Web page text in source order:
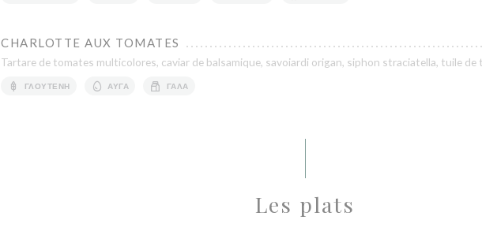
CHARLOTTE AUX TOMATES
Tartare de tomates multicolores, caviar de balsamique, savoiardi origan, siphon straciatella, tuile de
ΓΛΟΥΤΈΝΗ ΑΥΓΆ ΓΆΛΑ
Les plats